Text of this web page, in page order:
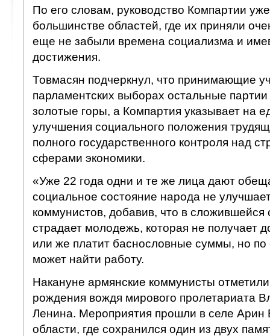
По его словам, руководство Компартии
большинстве областей, где их приняли
еще не забыли времена социализма и
достижения.
Товмасян подчеркнул, что принимающие
парламентских выборах остальные
золотые горы, а Компартия указывает на
улучшения социального положения
полного государственного контроля над
сферами экономики.
«Уже 22 года одни и те же лица дают
социальное состояние народа не
коммунистов, добавив, что в сложившейся
страдает молодежь, которая не получает
или же платит баснословные суммы, но по
может найти работу.
Накануне армянские коммунисты
рождения вождя мирового пролетариата
Ленина. Мероприятия прошли в селе Арин
области, где сохранился один из двух